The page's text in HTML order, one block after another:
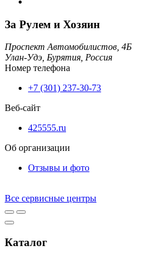
За Рулем и Хозяин
​Проспект Автомобилистов, 4Б
Улан-Удэ, Бурятия, Россия
Номер телефона
+7 (301) 237-30-73
Веб-сайт
425555.ru
Об организации
Отзывы и фото
Все сервисные центры
Каталог